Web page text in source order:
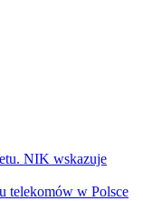
NIK wskazuje
telekomów w Polsce